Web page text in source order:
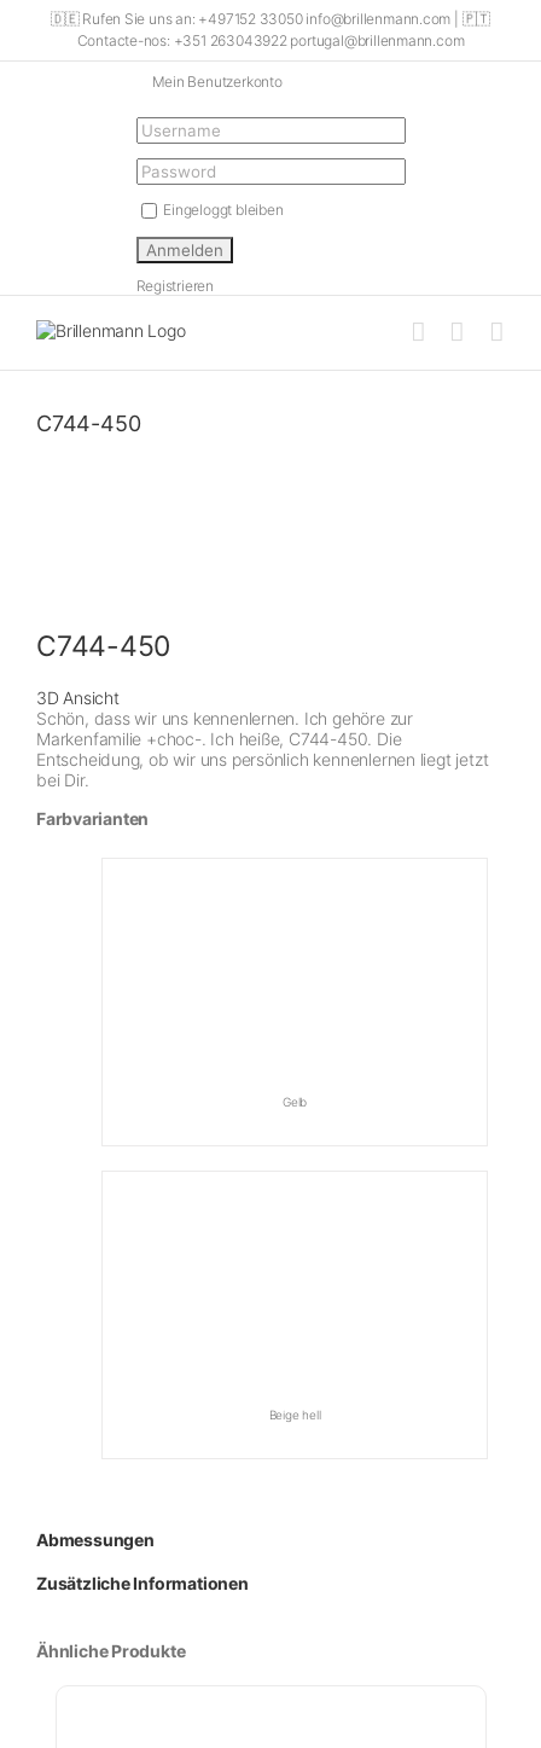
🇩🇪 Rufen Sie uns an: +497152 33050 info@brillenmann.com | 🇵🇹
Contacte-nos: +351 263043922 portugal@brillenmann.com
Mein Benutzerkonto
Eingeloggt bleiben
Registrieren
C744-450
C744-450
3D Ansicht
Schön, dass wir uns kennenlernen. Ich gehöre zur
Markenfamilie +choc-. Ich heiße, C744-450. Die
Entscheidung, ob wir uns persönlich kennenlernen liegt jetzt
bei Dir.
Farbvarianten
Gelb
Beige hell
Abmessungen
Zusätzliche Informationen
Ähnliche Produkte